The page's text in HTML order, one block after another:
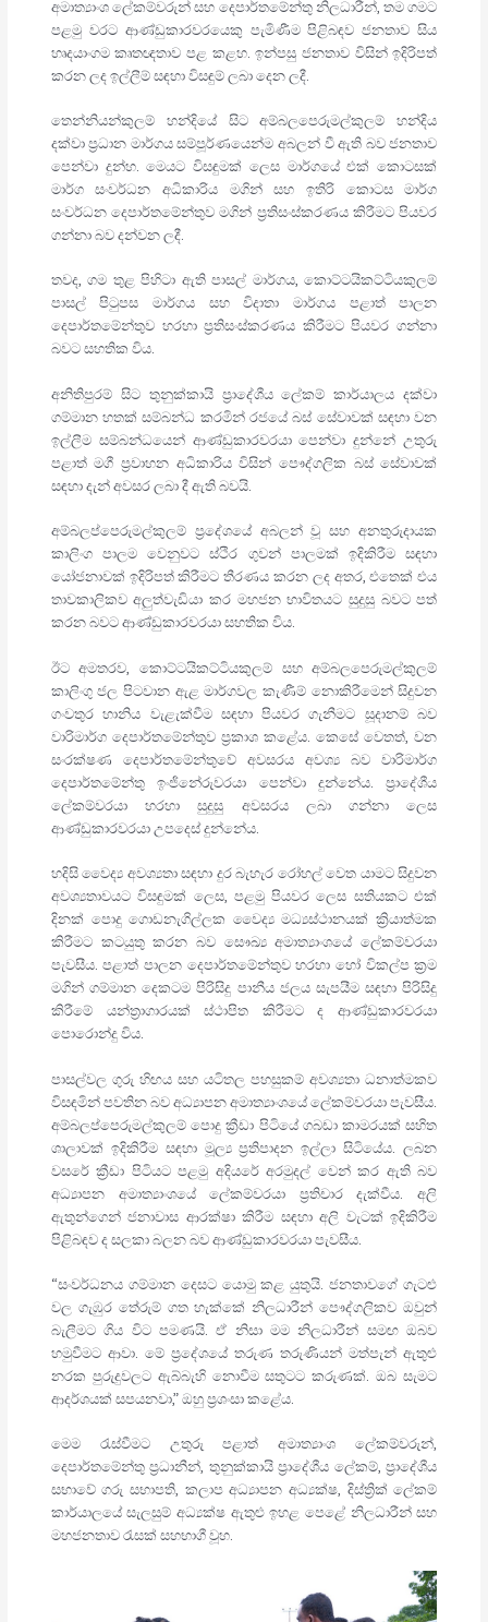
අමාත්‍යාංශ ලේකම්වරුන් සහ දෙපාර්තමේන්තු නිලධාරීන්, තම ගමට
පළමු වරට ආණ්ඩුකාරවරයෙකු පැමිණීම පිළිබඳව ජනතාව සිය
හෘදයාංගම කෘතඥතාව පළ කළහ. ඉන්පසු ජනතාව විසින් ඉදිරිපත්
කරන ලද ඉල්ලීම් සඳහා විසඳුම් ලබා දෙන ලදී.
තෙන්නියන්කුලම් හන්දියේ සිට අම්බලපෙරුමල්කුලම් හන්දිය
දක්වා ප්‍රධාන මාර්ගය සම්පූර්ණයෙන්ම අබලන් වී ඇති බව ජනතාව
පෙන්වා දුන්හ. මෙයට විසඳුමක් ලෙස මාර්ගයේ එක් කොටසක්
මාර්ග සංවර්ධන අධිකාරිය මගින් සහ ඉතිරි කොටස මාර්ග
සංවර්ධන දෙපාර්තමේන්තුව මගින් ප්‍රතිසංස්කරණය කිරීමට පියවර
ගන්නා බව දන්වන ලදී.
තවද, ගම තුළ පිහිටා ඇති පාසල් මාර්ගය, කොට්ටයිකට්ටියකුලම්
පාසල් පිටුපස මාර්ගය සහ විදාතා මාර්ගය පළාත් පාලන
දෙපාර්තමේන්තුව හරහා ප්‍රතිසංස්කරණය කිරීමට පියවර ගන්නා
බවට සහතික විය.
අනිතිපුරම් සිට තුනුක්කායි ප්‍රාදේශීය ලේකම් කාර්යාලය දක්වා
ගම්මාන හතක් සම්බන්ධ කරමින් රජයේ බස් සේවාවක් සඳහා වන
ඉල්ලීම සම්බන්ධයෙන් ආණ්ඩුකාරවරයා පෙන්වා දුන්නේ උතුරු
පළාත් මගී ප්‍රවාහන අධිකාරිය විසින් පෞද්ගලික බස් සේවාවක්
සඳහා දැන් අවසර ලබා දී ඇති බවයි.
අම්බලප්පෙරුමල්කුලම් ප්‍රදේශයේ අබලන් වූ සහ අනතුරුදායක
කාලිංග පාලම වෙනුවට ස්ථිර ගුවන් පාලමක් ඉදිකිරීම සඳහා
යෝජනාවක් ඉදිරිපත් කිරීමට තීරණය කරන ලද අතර, එතෙක් එය
තාවකාලිකව අලුත්වැඩියා කර මහජන භාවිතයට සුදුසු බවට පත්
කරන බවට ආණ්ඩුකාරවරයා සහතික විය.
ඊට අමතරව, කොට්ටයිකට්ටියකුලම් සහ අම්බලපෙරුමල්කුලම්
කාලිංගු ජල පිටවාන ඇළ මාර්ගවල කැණීම් නොකිරීමෙන් සිදුවන
ගංවතුර හානිය වැළැක්වීම සඳහා පියවර ගැනීමට සූදානම් බව
වාරිමාර්ග දෙපාර්තමේන්තුව ප්‍රකාශ කළේය. කෙසේ වෙතත්, වන
සංරක්ෂණ දෙපාර්තමේන්තුවේ අවසරය අවශ්‍ය බව වාරිමාර්ග
දෙපාර්තමේන්තු ඉංජිනේරුවරයා පෙන්වා දුන්නේය. ප්‍රාදේශීය
ලේකම්වරයා හරහා සුදුසු අවසරය ලබා ගන්නා ලෙස
ආණ්ඩුකාරවරයා උපදෙස් දුන්නේය.
හදිසි වෛද්‍ය අවශ්‍යතා සඳහා දුර බැහැර රෝහල් වෙත යාමට සිදුවන
අවශ්‍යතාවයට විසඳුමක් ලෙස, පළමු පියවර ලෙස සතියකට එක්
දිනක් පොදු ගොඩනැගිල්ලක වෛද්‍ය මධ්‍යස්ථානයක් ක්‍රියාත්මක
කිරීමට කටයුතු කරන බව සෞඛ්‍ය අමාත්‍යාංශයේ ලේකම්වරයා
පැවසීය. පළාත් පාලන දෙපාර්තමේන්තුව හරහා හෝ විකල්ප ක්‍රම
මගින් ගම්මාන දෙකටම පිරිසිදු පානීය ජලය සැපයීම සඳහා පිරිසිදු
කිරීමේ යන්ත්‍රාගාරයක් ස්ථාපිත කිරීමට ද ආණ්ඩුකාරවරයා
පොරොන්දු විය.
පාසල්වල ගුරු හිඟය සහ යටිතල පහසුකම් අවශ්‍යතා ධනාත්මකව
විසඳමින් පවතින බව අධ්‍යාපන අමාත්‍යාංශයේ ලේකම්වරයා පැවසීය.
අම්බලප්පෙරුමල්කුලම් පොදු ක්‍රීඩා පිටියේ ගබඩා කාමරයක් සහිත
ශාලාවක් ඉදිකිරීම සඳහා මූල්‍ය ප්‍රතිපාදන ඉල්ලා සිටියේය. ලබන
වසරේ ක්‍රීඩා පිටියට පළමු අදියරේ අරමුදල් වෙන් කර ඇති බව
අධ්‍යාපන අමාත්‍යාංශයේ ලේකම්වරයා ප්‍රතිචාර දැක්වීය. අලි
ඇතුන්ගෙන් ජනාවාස ආරක්ෂා කිරීම සඳහා අලි වැටක් ඉදිකිරීම
පිළිබඳව ද සලකා බලන බව ආණ්ඩුකාරවරයා පැවසීය.
“සංවර්ධනය ගම්මාන දෙසට යොමු කළ යුතුයි. ජනතාවගේ ගැටළු
වල ගැඹුර තේරුම් ගත හැක්කේ නිලධාරීන් පෞද්ගලිකව ඔවුන්
බැලීමට ගිය විට පමණයි. ඒ නිසා මම නිලධාරීන් සමඟ ඔබව
හමුවීමට ආවා. මේ ප්‍රදේශයේ තරුණ තරුණියන් මත්පැන් ඇතුළු
නරක පුරුදුවලට ඇබ්බැහි නොවීම සතුටට කරුණක්. ඔබ සැමට
ආදර්ශයක් සපයනවා,” ඔහු ප්‍රශංසා කළේය.
මෙම රැස්වීමට උතුරු පළාත් අමාත්‍යාංශ ලේකම්වරුන්,
දෙපාර්තමේන්තු ප්‍රධානීන්, තුනුක්කායි ප්‍රාදේශීය ලේකම්, ප්‍රාදේශීය
සභාවේ ගරු සභාපති, කලාප අධ්‍යාපන අධ්‍යක්ෂ, දිස්ත්‍රික් ලේකම්
කාර්යාලයේ සැලසුම් අධ්‍යක්ෂ ඇතුළු ඉහළ පෙළේ නිලධාරීන් සහ
මහජනතාව රැසක් සහභාගී වූහ.